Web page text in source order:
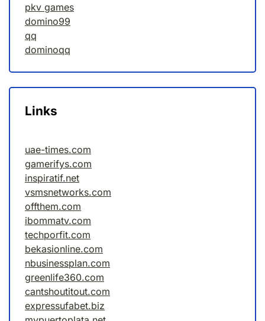
pkv games
domino99
qq
dominoqq
Links
uae-times.com
gamerifys.com
inspiratif.net
vsmsnetworks.com
offthem.com
ibommatv.com
techporfit.com
bekasionline.com
nbusinessplan.com
greenlife360.com
cantshoutitout.com
expressufabet.biz